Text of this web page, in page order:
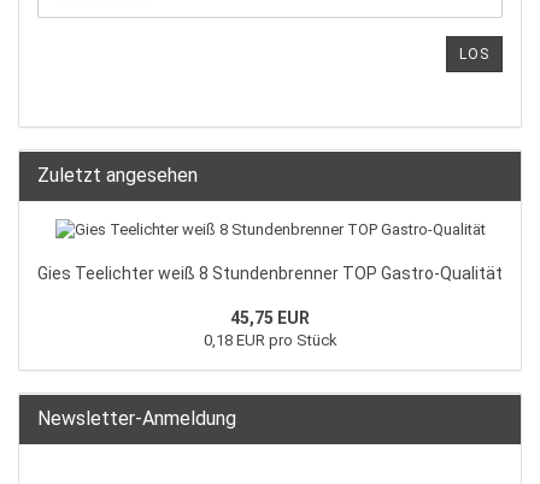
LOS
Zuletzt angesehen
Gies Teelichter weiß 8 Stundenbrenner TOP Gastro-Qualität
45,75 EUR
0,18 EUR pro Stück
Newsletter-Anmeldung